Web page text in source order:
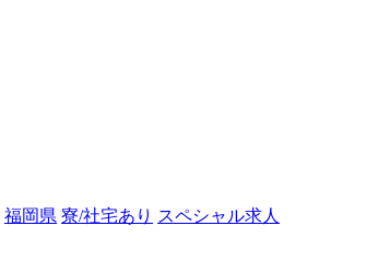
福岡県 寮/社宅あり スペシャル求人